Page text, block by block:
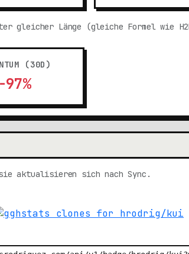
gleicher Länge (gleiche Formel wie
(30D)
-97%
aktualisieren sich nach Sync.